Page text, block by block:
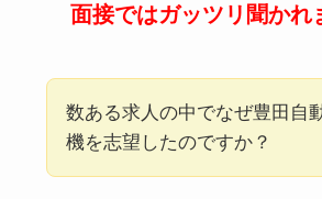
面接ではガッツリ聞かれ
数ある求人の中でなぜ豊田自
機を志望したのですか？